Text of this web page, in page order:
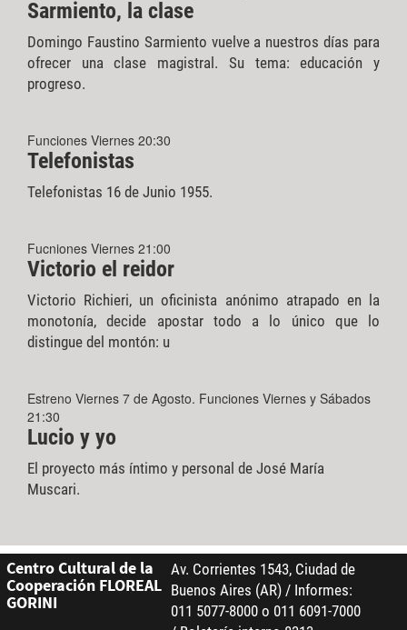
Sarmiento, la clase
Domingo Faustino Sarmiento vuelve a nuestros días para
ofrecer una clase magistral. Su tema: educación y
progreso.
Funciones Viernes 20:30
Telefonistas
Telefonistas 16 de Junio 1955.
Fucniones Viernes 21:00
Victorio el reidor
Victorio Richieri, un oficinista anónimo atrapado en la
monotonía, decide apostar todo a lo único que lo
distingue del montón: u
Estreno Viernes 7 de Agosto. Funciones Viernes y Sábados
21:30
Lucio y yo
El proyecto más íntimo y personal de José María
Muscari.
Centro Cultural de la
Cooperación FLOREAL
GORINI
Av. Corrientes 1543, Ciudad de
Buenos Aires (AR) / Informes:
011 5077-8000 o 011 6091-7000